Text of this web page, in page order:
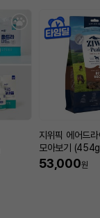
지위픽 에어드
모아보기
4kg)
53,000원